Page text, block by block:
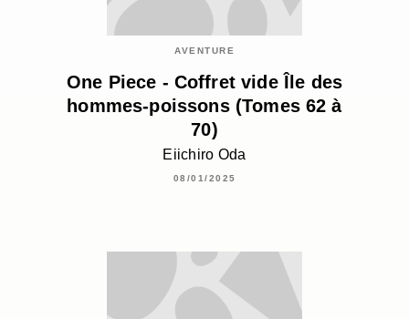
AVENTURE
One Piece - Coffret vide Île des
hommes-poissons (Tomes 62 à
70)
Eiichiro Oda
08/01/2025